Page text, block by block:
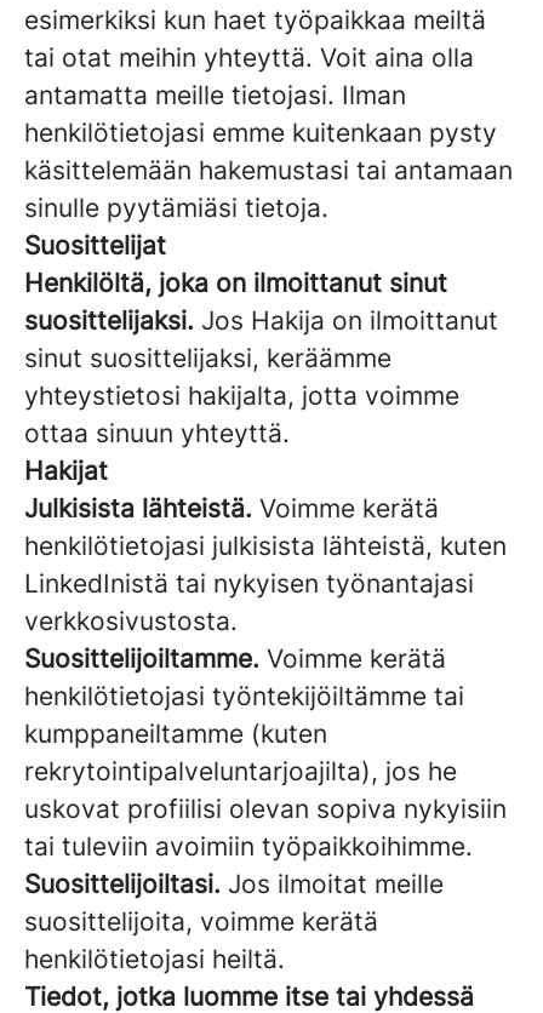
esimerkiksi kun haet työpaikkaa meiltä
tai otat meihin yhteyttä. Voit aina olla
antamatta meille tietojasi. Ilman
henkilötietojasi emme kuitenkaan pysty
käsittelemään hakemustasi tai antamaan
sinulle pyytämiäsi tietoja.
Suosittelijat
Henkilöltä, joka on ilmoittanut sinut
suosittelijaksi. Jos Hakija on ilmoittanut
sinut suosittelijaksi, keräämme
yhteystietosi hakijalta, jotta voimme
ottaa sinuun yhteyttä.
Hakijat
Julkisista lähteistä. Voimme kerätä
henkilötietojasi julkisista lähteistä, kuten
LinkedInistä tai nykyisen työnantajasi
verkkosivustosta.
Suosittelijoiltamme. Voimme kerätä
henkilötietojasi työntekijöiltämme tai
kumppaneiltamme (kuten
rekrytointipalveluntarjoajilta), jos he
uskovat profiilisi olevan sopiva nykyisiin
tai tuleviin avoimiin työpaikkoihimme.
Suosittelijoiltasi. Jos ilmoitat meille
suosittelijoita, voimme kerätä
henkilötietojasi heiltä.
Tiedot, jotka luomme itse tai yhdessä